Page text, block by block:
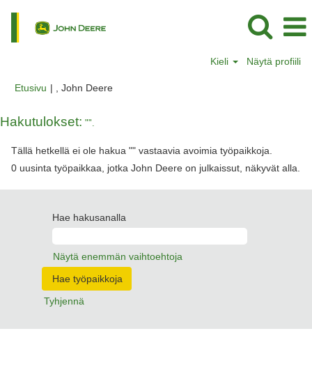
Kieli Näytä profiili
Etusivu | , John Deere(nykyinen
Hakutulokset: "".
Tällä hetkellä ei ole hakua "" vastaavia avoimia työpaikkoja.
0 uusinta työpaikkaa, jotka John Deere on julkaissut, näkyvät alla.
Hae hakusanalla
Näytä enemmän vaihtoehtoja
Tyhjennä